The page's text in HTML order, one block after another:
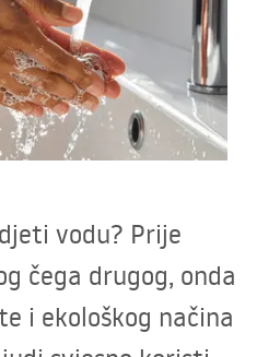
vodu? Prije
čega drugog, onda
i ekološkog načina